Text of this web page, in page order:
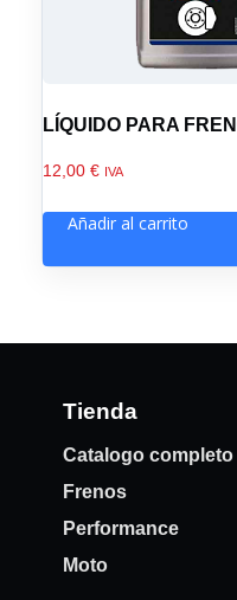
LÍQUIDO PARA
12,00 € IVA
Añadir al carrito
Tienda
Catalogo completo
Frenos
Performance
Moto